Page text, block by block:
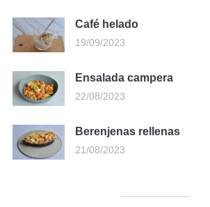
Café helado
19/09/2023
Ensalada campera
22/08/2023
Berenjenas rellenas
21/08/2023